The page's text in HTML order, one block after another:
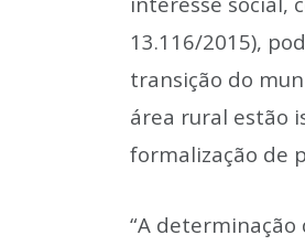
13.116/2015),
transição do
área rural estão
formalização de
“A